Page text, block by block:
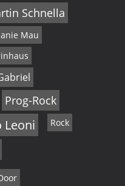
i
o
n
Schnella
Mau
Prog-Rock
Leoni Rock